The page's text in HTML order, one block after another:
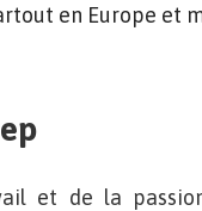
en Europe et
et de la